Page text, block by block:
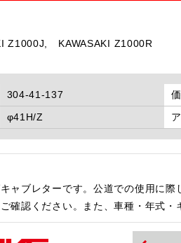
Z1000J, KAWASAKI Z1000R
304-41-137
φ41H/Z
ャブレターです。公道での使用に
確認ください。また、車種・年式